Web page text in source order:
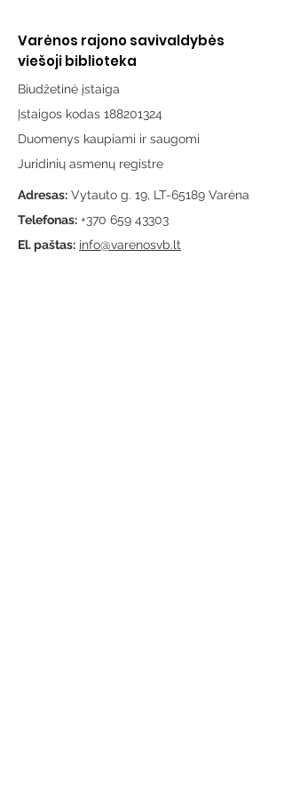
Varėnos rajono savivaldybės
viešoji biblioteka
Biudžetinė įstaiga
Įstaigos kodas 188201324
Duomenys kaupiami ir saugomi
Juridinių asmenų registre
Adresas: Vytauto g. 19, LT-65189 Varėna
Telefonas: +370 659 43303
El. paštas: info@varenosvb.lt